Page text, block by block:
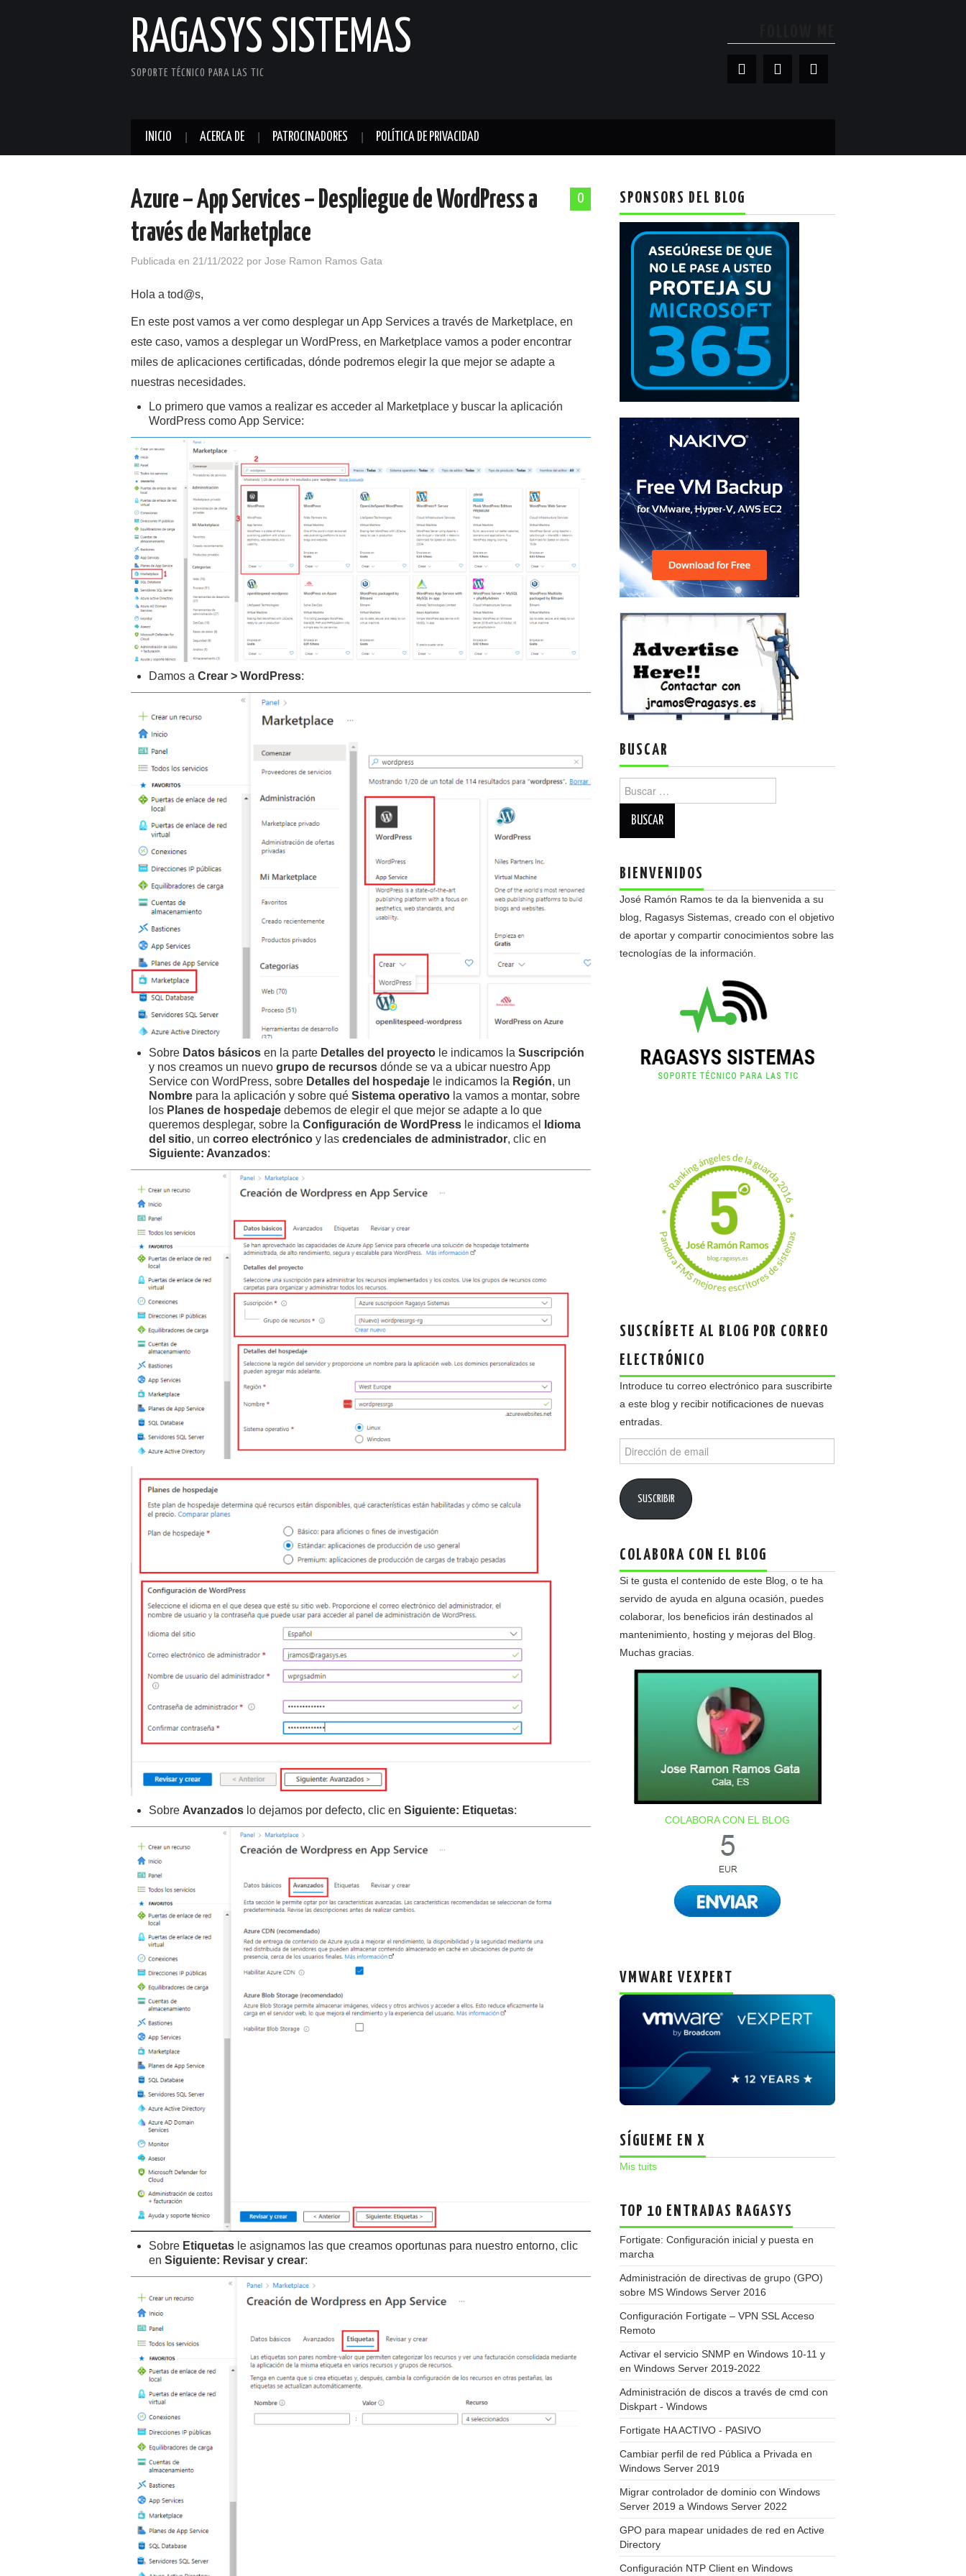
RAGASYS SISTEMAS
SOPORTE TÉCNICO PARA LAS TIC
INICIO ACERCA DE PATROCINADORES POLÍTICA DE PRIVACIDAD
0
Azure – App Services – Despliegue de WordPress a
través de Marketplace
Publicada en 21/11/2022 por Jose Ramon Ramos Gata
Hola a tod@s,
En este post vamos a ver como desplegar un App Services a través de Marketplace, en
este caso, vamos a desplegar un WordPress, en Marketplace vamos a poder encontrar
miles de aplicaciones certificadas, dónde podremos elegir la que mejor se adapte a
nuestras necesidades.
Lo primero que vamos a realizar es acceder al Marketplace y buscar la aplicación
WordPress como App Service:
Damos a Crear > WordPress:
Sobre Datos básicos en la parte Detalles del proyecto le indicamos la Suscripción
y nos creamos un nuevo grupo de recursos dónde se va a ubicar nuestro App
Service con WordPress, sobre Detalles del hospedaje le indicamos la Región, un
Nombre para la aplicación y sobre qué Sistema operativo la vamos a montar, sobre
los Planes de hospedaje debemos de elegir el que mejor se adapte a lo que
queremos desplegar, sobre la Configuración de WordPress le indicamos el
Idioma
del sitio, un correo electrónico y las credenciales de administrador, clic en
Siguiente: Avanzados:
Sobre Avanzados lo dejamos por defecto, clic en Siguiente: Etiquetas:
Sobre Etiquetas le asignamos las que creamos oportunas para nuestro entorno, clic
en Siguiente: Revisar y crear:
SPONSORS DEL BLOG
BUSCAR
BIENVENIDOS
José Ramón Ramos te da la bienvenida a su
blog, Ragasys Sistemas, creado con el objetivo
de aportar y compartir conocimientos sobre las
tecnologías de la información.
SUSCRÍBETE AL BLOG POR CORREO
ELECTRÓNICO
Introduce tu correo electrónico para suscribirte
a este blog y recibir notificaciones de nuevas
entradas.
de
SUSCRIBIR
COLABORA CON EL BLOG
Si te gusta el contenido de este Blog, o te ha
servido de ayuda en alguna ocasión, puedes
colaborar, los beneficios irán destinados al
mantenimiento, hosting y mejoras del Blog.
Muchas gracias.
COLABORA CON EL BLOG
VMWARE VEXPERT
SÍGUEME EN X
Mis tuits
TOP 10 ENTRADAS RAGASYS
Fortigate: Configuración inicial y puesta en
marcha
Administración de directivas de grupo (GPO)
sobre MS Windows Server 2016
Configuración Fortigate – VPN SSL Acceso
Remoto
Activar el servicio SNMP en Windows 10-11 y
en Windows Server 2019-2022
Administración de discos a través de cmd con
Diskpart - Windows
Fortigate HA ACTIVO - PASIVO
Cambiar perfil de red Pública a Privada en
Windows Server 2019
Migrar controlador de dominio con Windows
Server 2019 a Windows Server 2022
GPO para mapear unidades de red en Active
Directory
Configuración NTP Client en Windows